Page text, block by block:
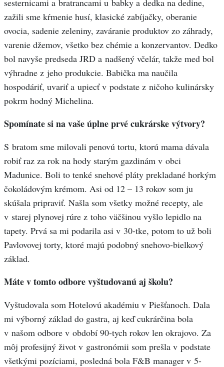
sesternicami a bratrancami u babky a dedka na dedine,
zažili sme kŕmenie husí, klasické zabíjačky, oberanie
ovocia, sadenie zeleniny, zaváranie produktov zo záhrady,
varenie džemov, všetko bez chémie a konzervantov. Dedko
bol navyše predseda JRD a nadšený včelár, takže med bol
výhradne z jeho produkcie. Babička ma naučila
hospodáriť, uvariť a upiecť v podstate z ničoho kulinársky
pokrm hodný Michelina.
Spomínate si na vaše úplne prvé cukrárske výtvory?
S bratom sme milovali penovú tortu, ktorú mama dávala
robiť raz za rok na hody starým gazdinám v obci
Madunice. Boli to tenké snehové pláty prekladané horkým
čokoládovým krémom. Asi od 12 – 13 rokov som ju
skúšala pripraviť. Našla som všetky možné recepty, ale
v starej plynovej rúre z toho väčšinou vyšlo lepidlo na
tapety. Prvá sa mi podarila asi v 30-tke, potom to už boli
Pavlovovej torty, ktoré majú podobný snehovo-bielkový
základ.
Máte v tomto odbore vyštudovanú aj školu?
Vyštudovala som Hotelovú akadémiu v Piešťanoch. Dala
mi výborný základ do gastra, aj keď cukrárčina bola
v našom odbore v období 90-tych rokov len okrajovo. Za
môj profesijný život v gastronómii som prešla v podstate
všetkými pozíciami, posledná bola F&B manager v 5-